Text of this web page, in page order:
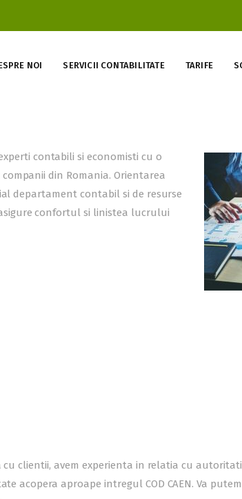
NOI SERVICII CONTABILITATE TARIFE
contabili si economisti cu o
din Romania. Orientarea
departament contabil si de resurse
confortul si linistea lucrului
clientii, avem experienta in relatia cu
acopera aproape intregul COD CAEN. Va